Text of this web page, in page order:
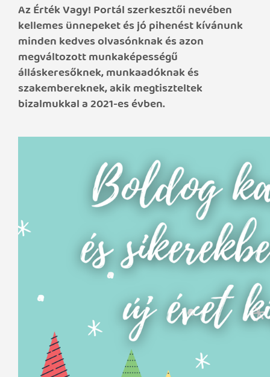
Az Érték Vagy! Portál szerkesztői nevében
kellemes ünnepeket és jó pihenést kívánunk
minden kedves olvasónknak és azon
megváltozott munkaképességű
álláskeresőknek, munkaadóknak és
szakembereknek, akik megtiszteltek
bizalmukkal a 2021-es évben.